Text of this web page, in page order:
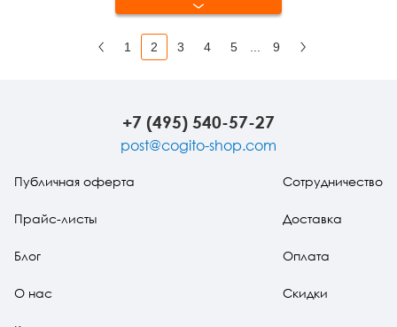
1 2 3 4 5 9
+7 (495) 540-57-27
post@cogito-shop.com
Публичная оферта
Прайс-листы
Блог
О нас
Сотрудничество
Доставка
Оплата
Скидки